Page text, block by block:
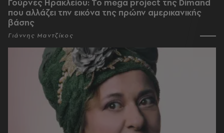
Γούρνες Ηρακλείου: To mega project της Dimand
που αλλάζει την εικόνα της πρώην αμερικανικής
βάσης
Γιάννης Μαντζίκος